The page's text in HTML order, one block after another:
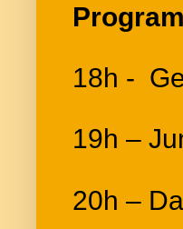
18h -
19h –
20h –